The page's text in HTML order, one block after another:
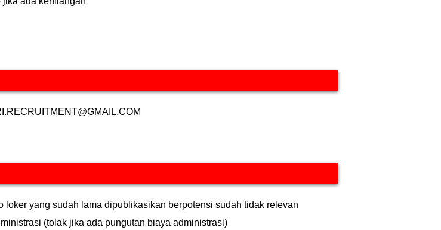
loker yang sudah lama dipublikasikan berpotensi sudah tidak relevan
(tolak jika ada pungutan biaya administrasi)